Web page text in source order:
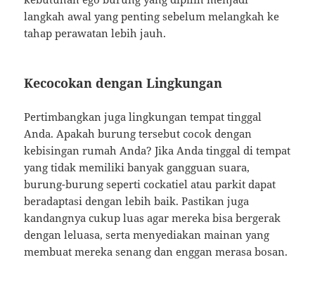
langkah awal yang penting sebelum melangkah ke
tahap perawatan lebih jauh.
Kecocokan dengan Lingkungan
Pertimbangkan juga lingkungan tempat tinggal
Anda. Apakah burung tersebut cocok dengan
kebisingan rumah Anda? Jika Anda tinggal di tempat
yang tidak memiliki banyak gangguan suara,
burung-burung seperti cockatiel atau parkit dapat
beradaptasi dengan lebih baik. Pastikan juga
kandangnya cukup luas agar mereka bisa bergerak
dengan leluasa, serta menyediakan mainan yang
membuat mereka senang dan enggan merasa bosan.